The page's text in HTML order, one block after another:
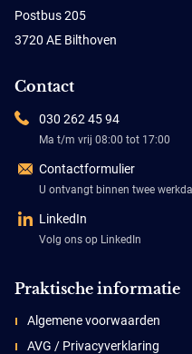
Postbus 205
3720 AE Bilthoven
Contact
030 262 45 94
Ma t/m vrij 08:00 tot 17:00
Contactformulier
U ontvangt binnen twee
LinkedIn
Volg ons op LinkedIn
Praktische informatie
Algemene voorwaarden
AVG / Privacyverklaring